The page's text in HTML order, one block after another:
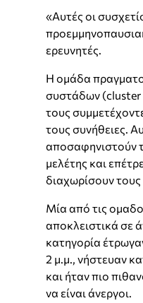
«Αυτές οι
ερευνητές.
Η ομάδα
συστάδων (cluster
τους
τους συνήθειες.
αποσαφηνιστούν
μελέτης και
διαχωρίσουν
Μία από τις
αποκλειστικά σε
κατηγορία
2 μ.μ., νήστευαν
και ήταν πιο
να είναι άνεργοι.